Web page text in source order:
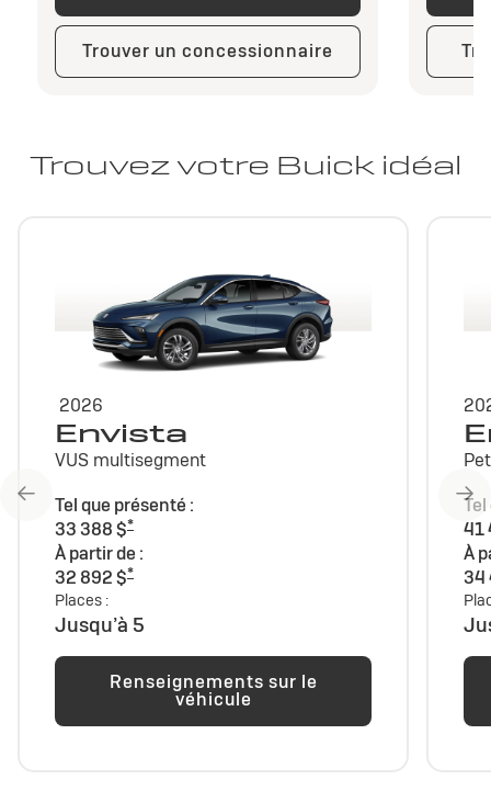
Trouver un concessionnaire
Trouvez votre Buick idéal
2026
Envista
VUS multisegment
Tel que présenté :
33 388 $*
À partir de :
32 892 $*
Places :
Jusqu’à 5
Renseignements sur le
véhicule
41
À
34